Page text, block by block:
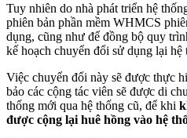
Tuy nhiên do nhà phát triển hệ
phiên bản phần mềm WHMCS
dụng, cũng như để đồng bộ quy
kế hoạch chuyển đổi sử dụng lại hệ
Việc chuyển đổi này sẽ được thực
bảo các cộng tác viên sẽ được di
thống mới qua hệ thống cũ, để khi
được cộng lại huê hồng vào hệ